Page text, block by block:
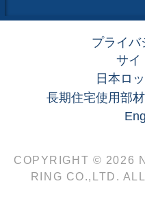
プライバ
サイ
日本ロ
長期住宅使用部
COPYRIGHT © 2026
RING CO.,LTD.